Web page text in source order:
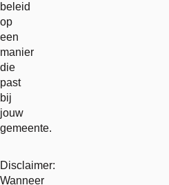
beleid
op
een
manier
die
past
bij
jouw
gemeente.
Disclaimer:
Wanneer